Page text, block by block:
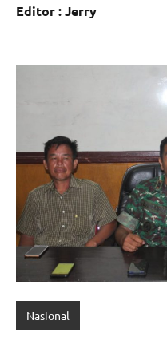
Editor : Jerry
Nasional